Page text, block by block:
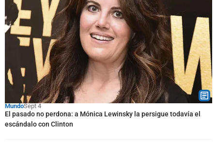
MundoSept 4
El pasado no perdona: a Mónica Lewinsky la persigue todavía el
escándalo con Clinton